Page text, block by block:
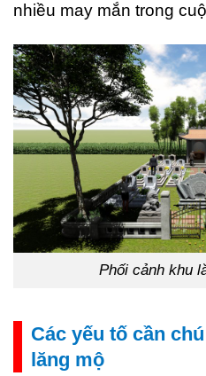
nhiều may mắn trong
Phối cảnh khu
Các yếu tố cần
lăng mộ